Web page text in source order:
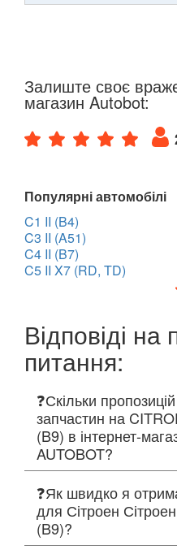
Залиште своє
магазин Autobot:
Популярні автомобілі
C1 II (B4)
C3 II (A51)
C4 II (B7)
C5 II X7 (RD, TD)
Відповіді на
питання:
❓Скільки
запчастин на
(B9) в інтернет-
AUTOBOT?
❓Як швидко я
для Сітроен
(B9)?